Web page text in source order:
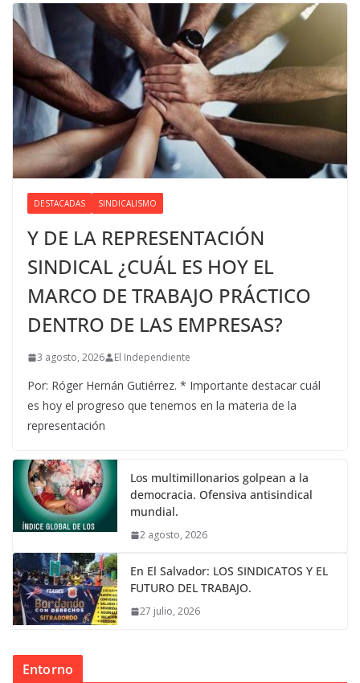
DESTACADAS SINDICALISMO
Y DE LA REPRESENTACIÓN
SINDICAL ¿CUÁL ES HOY EL
MARCO DE TRABAJO PRÁCTICO
DENTRO DE LAS EMPRESAS?
3 agosto, 2026 El Independiente
Por: Róger Hernán Gutiérrez. * Importante destacar cuál
es hoy el progreso que tenemos en la materia de la
representación
Los multimillonarios golpean a la
democracia. Ofensiva antisindical
mundial.
2 agosto, 2026
En El Salvador: LOS SINDICATOS Y EL
FUTURO DEL TRABAJO.
27 julio, 2026
Entorno